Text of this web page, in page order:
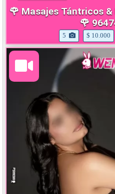
🌹 Masajes Tántricos
🌹
5 $ 10.000